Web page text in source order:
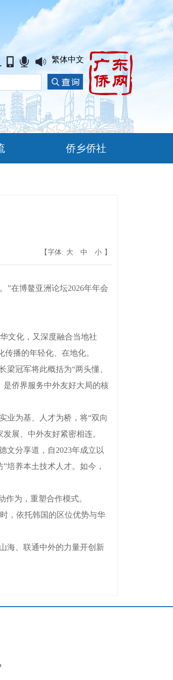
繁体中文
侨乡侨社
【字体: 大 中 小 】
”在博鳌亚洲论坛2026年年会
文化，又深度融合当地社
播的年轻化、在地化。
冠军将此概括为“两头懂、
侨界服务中外友好大局的核
为基、人才为桥，将“双向
展、中外友好紧密相连。
分享道，自2023年成立以
培养本土技术人才。如今，
为，重塑合作模式。
，依托韩国的区位优势与华
海、联通中外的力量开创新